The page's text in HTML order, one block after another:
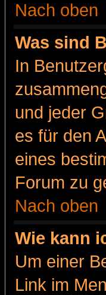
Nach oben
Was sind
In
und jeder
es für den
eines
Forum zu
Nach oben
Wie kann
Um einer
Link im